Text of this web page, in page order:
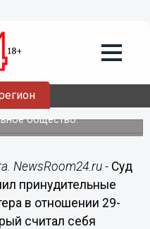
себя
положили в
общество.
NewsRoom24.ru - Суд
принудительные
в отношении 29-
считал себя